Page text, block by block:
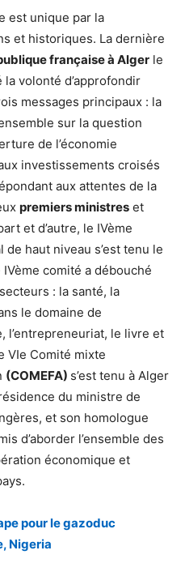
est unique par la
et historiques. La dernière
française à Alger le
volonté d’approfondir
messages principaux : la
sur la question
de l’économie
investissements croisés
aux attentes de la
premiers ministres et
et d’autre, le IVème
haut niveau s’est tenu le
comité a débouché
: la santé, la
le domaine de
l’entrepreneuriat, le livre et
VIe Comité mixte
(COMEFA) s’est tenu à Alger
du ministre de
et son homologue
d’aborder l’ensemble des
économique et
pour le gazoduc
Nigeria